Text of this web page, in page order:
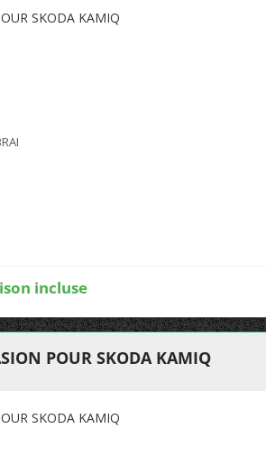
SKODA KAMIQ
incluse
POUR SKODA KAMIQ
SKODA KAMIQ